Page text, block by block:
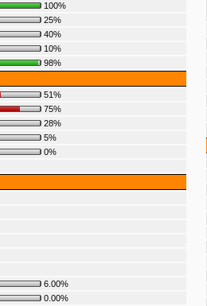
100%
25%
40%
10%
98%
51%
75%
28%
5%
0%
6.00%
0.00%